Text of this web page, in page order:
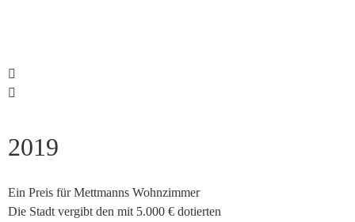
2019
Ein Preis für Mettmanns Wohnzimmer
Die Stadt vergibt den mit 5.000 € dotierten